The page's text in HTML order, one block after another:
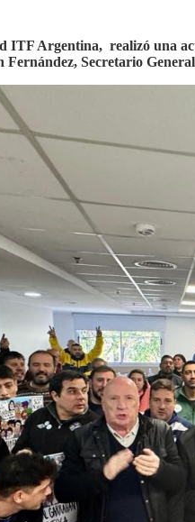
ITF Argentina, realizó una
Fernández, Secretario